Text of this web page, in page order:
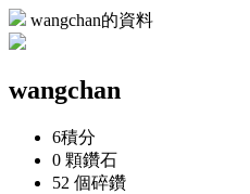
wangchan的資料
wangchan
6積分
0 顆鑽石
52 個碎鑽